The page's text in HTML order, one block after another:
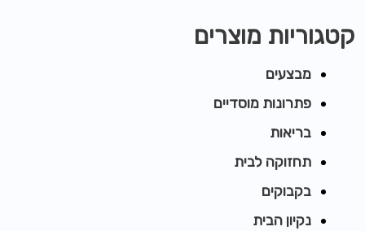
קטגוריות מוצרים
מבצעים
פתרונות מוסדיים
בריאות
תחזוקה לבית
בקבוקים
נקיון הבית